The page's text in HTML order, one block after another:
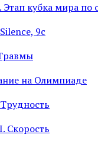
кубка мира по
9c
на Олимпиаде
Скорость